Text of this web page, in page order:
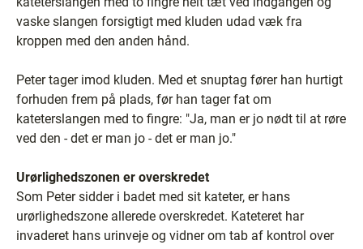
vaske slangen forsigtigt med kluden udad væk fra
kroppen med den anden hånd.
Peter tager imod kluden. Med et snuptag fører han hurtigt
forhuden frem på plads, før han tager fat om
kateterslangen med to fingre: "Ja, man er jo nødt til at røre
ved den - det er man jo - det er man jo."
Urørlighedszonen er overskredet
Som Peter sidder i badet med sit kateter, er hans
urørlighedszone allerede overskredet. Kateteret har
invaderet hans urinveje og vidner om tab af kontrol over